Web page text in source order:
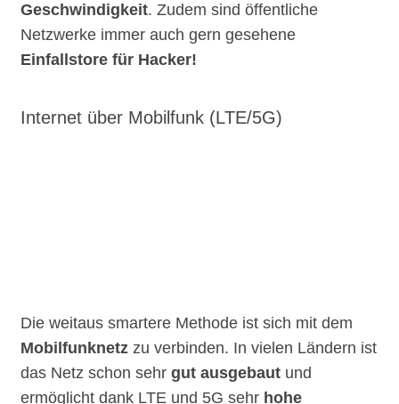
Geschwindigkeit. Zudem sind öffentliche
Netzwerke immer auch gern gesehene
Einfallstore für Hacker!
Internet über Mobilfunk (LTE/5G)
Die weitaus smartere Methode ist sich mit dem
Mobilfunknetz zu verbinden. In vielen Ländern ist
das Netz schon sehr gut ausgebaut und
ermöglicht dank LTE und 5G sehr hohe